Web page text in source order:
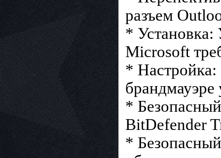
разъем
* Установка:
Microsoft
* Настройка:
брандмауэре
*
BitDefender
*